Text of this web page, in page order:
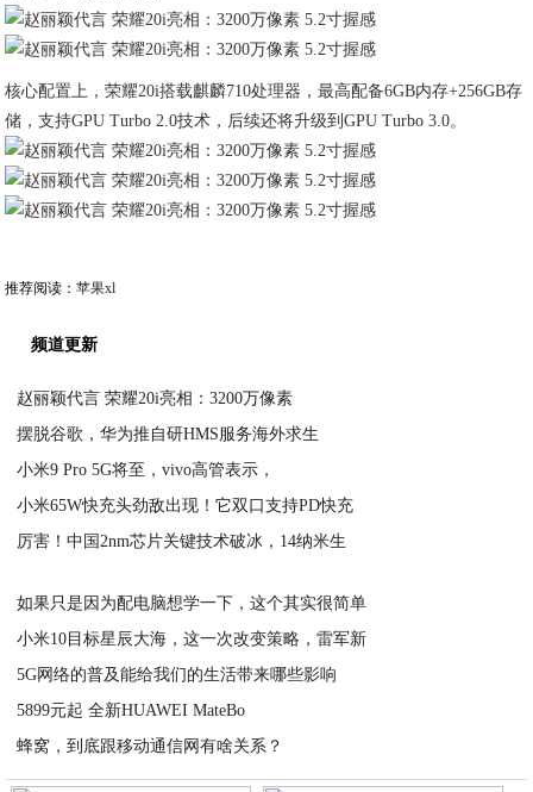
核心配置上，荣耀20i搭载麒麟710处理器，最高配备6GB内存+256GB存
储，支持GPU Turbo 2.0技术，后续还将升级到GPU Turbo 3.0。
推荐阅读：苹果xl
频道更新
赵丽颖代言 荣耀20i亮相：3200万像素
摆脱谷歌，华为推自研HMS服务海外求生
小米9 Pro 5G将至，vivo高管表示，
小米65W快充头劲敌出现！它双口支持PD快充
厉害！中国2nm芯片关键技术破冰，14纳米生
如果只是因为配电脑想学一下，这个其实很简单
小米10目标星辰大海，这一次改变策略，雷军新
5G网络的普及能给我们的生活带来哪些影响
5899元起 全新HUAWEI MateBo
蜂窝，到底跟移动通信网有啥关系？
2020-04-01